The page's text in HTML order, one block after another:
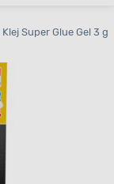
Klej Super Glue Gel 3 g